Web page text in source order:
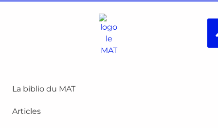
La biblio du MAT
Articles